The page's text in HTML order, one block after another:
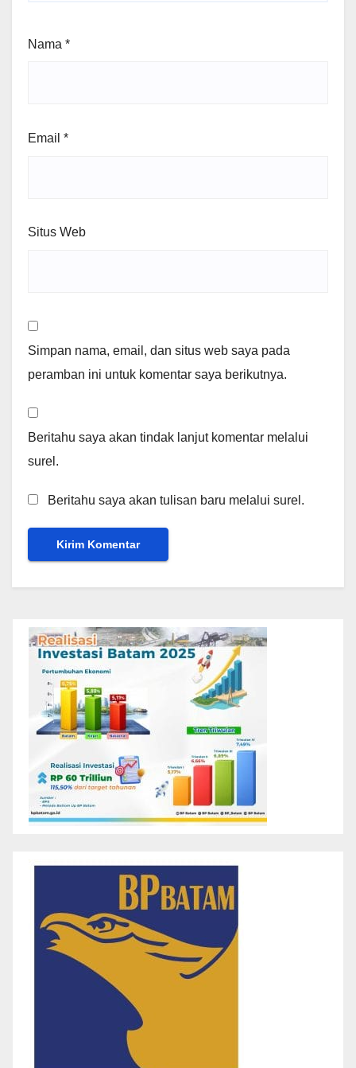
Nama *
Email *
Situs Web
Simpan nama, email, dan situs web saya pada
peramban ini untuk komentar saya berikutnya.
Beritahu saya akan tindak lanjut komentar melalui
surel.
Beritahu saya akan tulisan baru melalui surel.